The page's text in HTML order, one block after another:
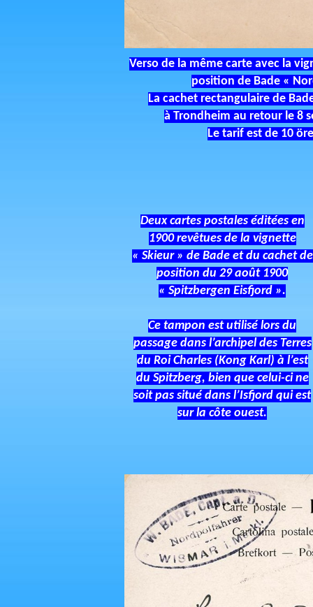
Verso de la même carte avec la
position de Bade «
La cachet rectangulaire de
à Trondheim au retour le 8
Le tarif est de 10
Deux cartes postales éditées en
1900 revêtues de la vignette
« Skieur » de Bade et du cachet de
position du 29 août 1900
« Spitzbergen Eisfjord ».
Ce tampon est utilisé lors du
passage dans l’archipel des Terres
du Roi Charles (Kong Karl) à l’est
du Spitzberg, bien que celui-ci ne
soit pas situé dans l’Isfjord qui est
sur la côte ouest.